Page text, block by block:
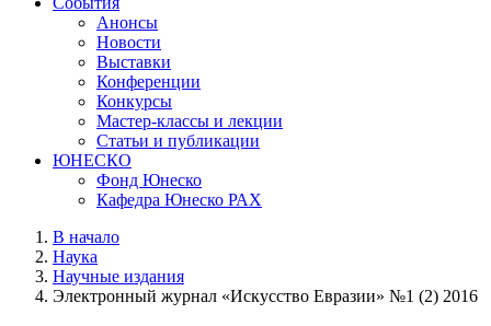
Анонсы
Новости
Выставки
Конференции
Конкурсы
Мастер-классы и лекции
Статьи и публикации
ЮНЕСКО
Фонд Юнеско
Кафедра Юнеско РАХ
В начало
Наука
Научные издания
Электронный журнал «Искусство Евразии» №1 (2) 2016